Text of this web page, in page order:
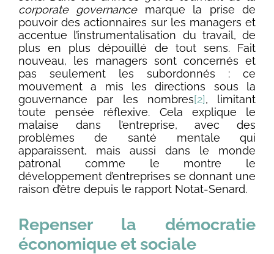
corporate governancemarque la prise de
pouvoir des actionnaires sur les managers et
accentue l’instrumentalisation du travail, de
plus en plus dépouillé de tout sens. Fait
nouveau, les managers sont concernés et
pas seulement les subordonnés : ce
mouvement a mis les directions sous la
gouvernance par les nombres[2], limitant
toute pensée réflexive. Cela explique le
malaise dans l’entreprise, avec des
problèmes de santé mentale qui
apparaissent, mais aussi dans le monde
patronal comme le montre le
développement d’entreprises se donnant une
raison d’être depuis le rapport Notat-Senard.
Repenser la démocratie
économique et sociale